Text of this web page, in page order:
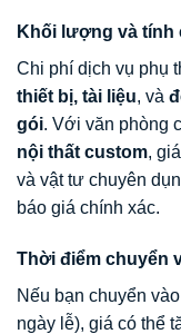
Khối lượng và tính
Chi phí dịch vụ phụ
thiết bị, tài liệu, và
gói. Với văn phòng
nội thất custom,
và vật tư chuyên
báo giá chính xác.
Thời điểm chuyển
Nếu bạn chuyển
ngày lễ), giá có thể